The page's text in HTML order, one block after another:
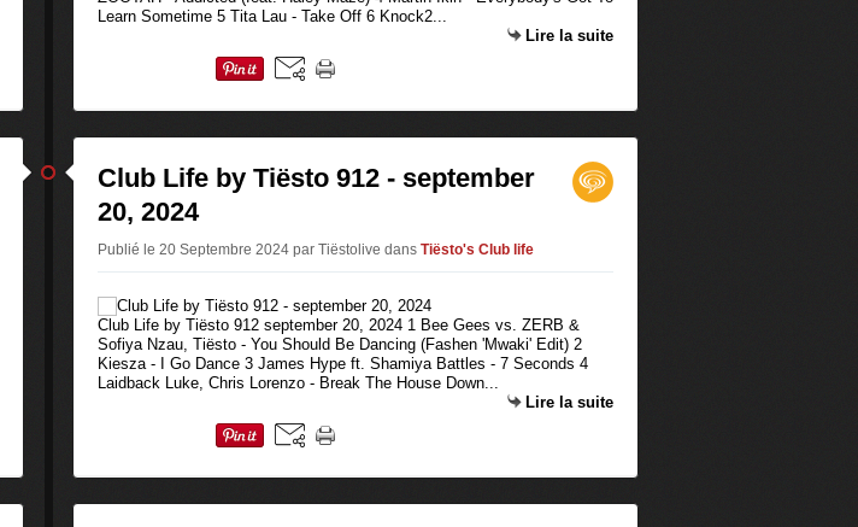
Learn Sometime 5 Tita Lau - Take Off 6 Knock2...
Lire la suite
Club Life by Tiësto 912 - september
20, 2024
Publié le 20 Septembre 2024 par Tiëstolive dans Tiësto's Club life
Club Life by Tiësto 912 september 20, 2024 1 Bee Gees vs. ZERB &
Sofiya Nzau, Tiësto - You Should Be Dancing (Fashen 'Mwaki' Edit) 2
Kiesza - I Go Dance 3 James Hype ft. Shamiya Battles - 7 Seconds 4
Laidback Luke, Chris Lorenzo - Break The House Down...
Lire la suite